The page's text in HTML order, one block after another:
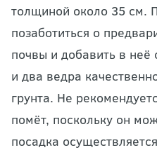
толщиной около 35 см.
позаботиться о
почвы и добавить в неё
и два ведра
грунта. Не
помёт, поскольку он
посадка